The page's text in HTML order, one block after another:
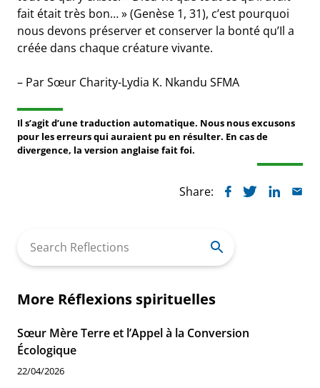
fait était très bon… » (Genèse 1, 31), c’est pourquoi
nous devons préserver et conserver la bonté qu’Il a
créée dans chaque créature vivante.
– Par Sœur Charity-Lydia K. Nkandu SFMA
Il s’agit d’une traduction automatique. Nous nous excusons
pour les erreurs qui auraient pu en résulter. En cas de
divergence, la version anglaise fait foi.
Share:
for:
More Réflexions spirituelles
Sœur Mère Terre et l’Appel à la Conversion
Écologique
22/04/2026